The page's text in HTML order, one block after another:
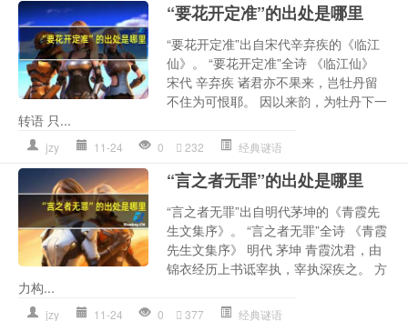
“要花开定准”的出处是哪里
“要花开定准”出自宋代辛弃疾的《临江
仙》。 “要花开定准”全诗 《临江仙》
宋代 辛弃疾 诸君亦不果来，岂牡丹留
不住为可恨耶。 因以来韵，为牡丹下一
转语 只...
jzy 11-24 0 232 经典谜语
“言之者无罪”的出处是哪里
“言之者无罪”出自明代茅坤的《青霞先
生文集序》。 “言之者无罪”全诗 《青霞
先生文集序》 明代 茅坤 青霞沈君，由
锦衣经历上书诋宰执，宰执深疾之。 方
力构...
jzy 11-24 0 377 经典谜语